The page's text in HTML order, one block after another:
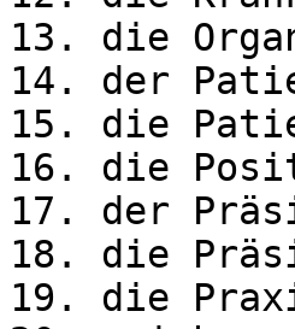
13. die
14. der
15. die
16. die
17. der
18. die
19. die